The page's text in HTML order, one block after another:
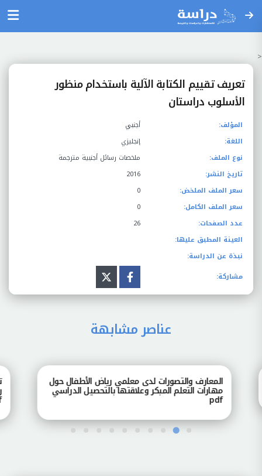
<
تعريف تقييم الكتابة الآلية باستخدام منظور
الأسلوب دراستان
المؤلف:
أجنبي
اللغة:
إنجليزي
نوع الملف:
ملخصات رسائل أجنبية مترجمة
تاريخ النشر:
2016
سعر الملف الملخض:
0
سعر الملف الكامل:
0
عدد الصفحات:
26
العينة المطبق عليها:
نبذة عن الدراسة:
مشاركة:
عناصر مشابهة
المعارف والتصورات لدى معلمي رياض الأطفال حول
مهارات التعلم المبكر وعلاقتها بالتحصيل الدراسي
pdf
pdf